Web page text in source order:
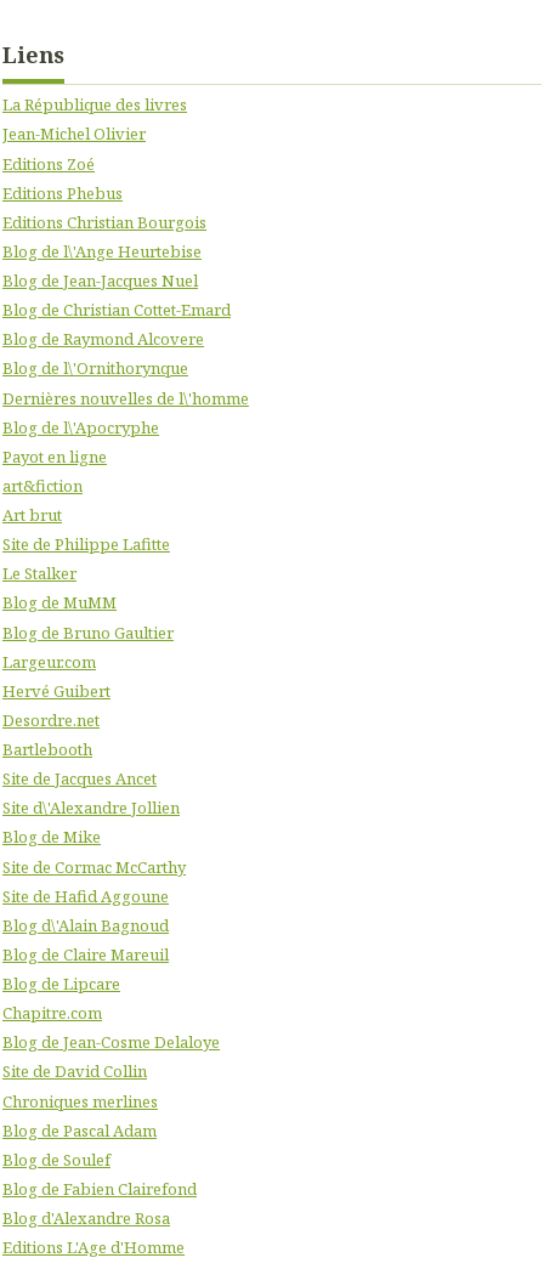
Liens
La République des livres
Jean-Michel Olivier
Editions Zoé
Editions Phebus
Editions Christian Bourgois
Blog de l\'Ange Heurtebise
Blog de Jean-Jacques Nuel
Blog de Christian Cottet-Emard
Blog de Raymond Alcovere
Blog de l\'Ornithorynque
Dernières nouvelles de l\'homme
Blog de l\'Apocryphe
Payot en ligne
art&fiction
Art brut
Site de Philippe Lafitte
Le Stalker
Blog de MuMM
Blog de Bruno Gaultier
Largeur.com
Hervé Guibert
Desordre.net
Bartlebooth
Site de Jacques Ancet
Site d\'Alexandre Jollien
Blog de Mike
Site de Cormac McCarthy
Site de Hafid Aggoune
Blog d\'Alain Bagnoud
Blog de Claire Mareuil
Blog de Lipcare
Chapitre.com
Blog de Jean-Cosme Delaloye
Site de David Collin
Chroniques merlines
Blog de Pascal Adam
Blog de Soulef
Blog de Fabien Clairefond
Blog d'Alexandre Rosa
Editions L'Age d'Homme